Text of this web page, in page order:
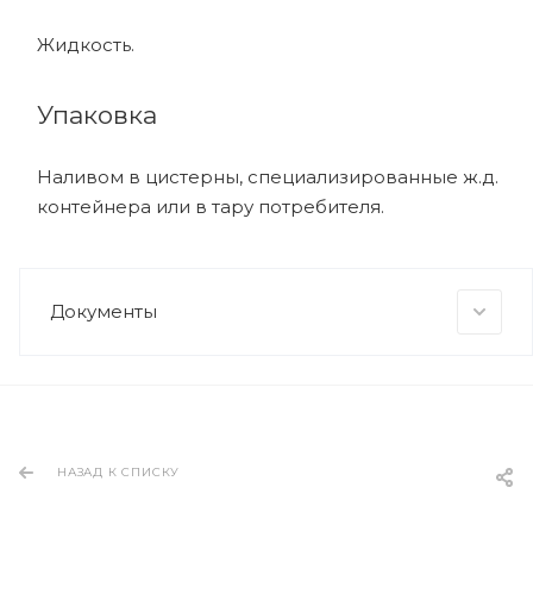
Жидкость.
Упаковка
Наливом в цистерны, специализированные ж.д.
контейнера или в тару потребителя.
Документы
НАЗАД К СПИСКУ